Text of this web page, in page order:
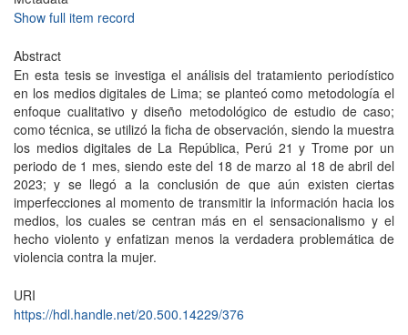
Show full item record
Abstract
En esta tesis se investiga el análisis del tratamiento periodístico
en los medios digitales de Lima; se planteó como metodología el
enfoque cualitativo y diseño metodológico de estudio de caso;
como técnica, se utilizó la ficha de observación, siendo la muestra
los medios digitales de La República, Perú 21 y Trome por un
periodo de 1 mes, siendo este del 18 de marzo al 18 de abril del
2023; y se llegó a la conclusión de que aún existen ciertas
imperfecciones al momento de transmitir la información hacia los
medios, los cuales se centran más en el sensacionalismo y el
hecho violento y enfatizan menos la verdadera problemática de
violencia contra la mujer.
URI
https://hdl.handle.net/20.500.14229/376